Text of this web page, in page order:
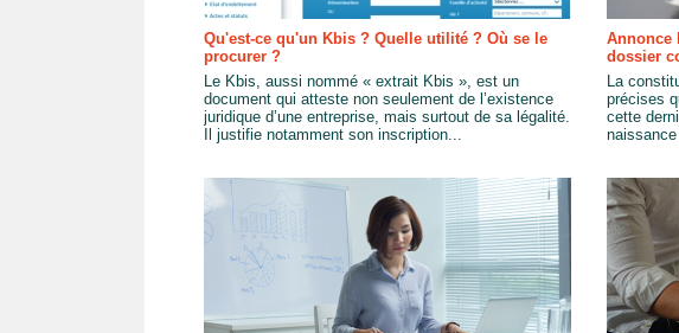
Qu'est-ce qu'un Kbis ? Quelle utilité ? Où se le
procurer ?
Le Kbis, aussi nommé « extrait Kbis », est un
document qui atteste non seulement de l’existence
juridique d’une entreprise, mais surtout de sa légalité.
Il justifie notamment son inscription...
Annonce
dossier
La
précises
cette